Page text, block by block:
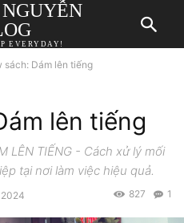
EVERYDAY!
sách: Dám lên tiếng
lên tiếng
LÊN TIẾNG - Cách xử lý mối
tại nơi làm việc hiệu quả.
1
827